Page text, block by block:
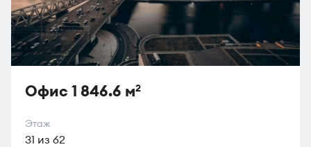
Офис 1 846.6 м2
Этаж
31 из 62